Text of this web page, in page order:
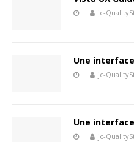
jc-
Une
jc-
Une
jc-